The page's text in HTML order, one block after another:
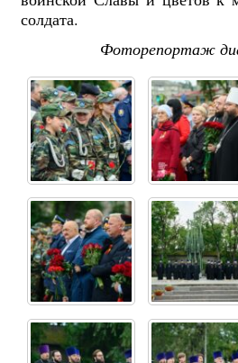
солдата.
Фоторепортаж